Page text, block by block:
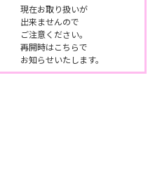
現在お取り扱いが
出来ませんので
ご注意ください。
再開時はこちらで
お知らせいたします。